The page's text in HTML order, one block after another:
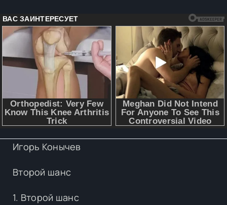
Игорь Конычев
Второй шанс
1. Второй шанс